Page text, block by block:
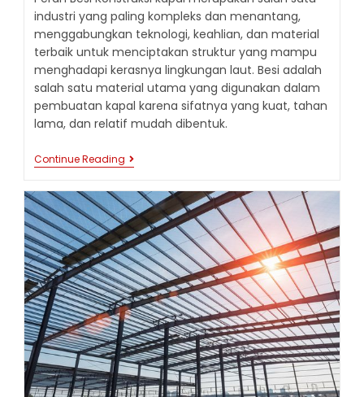
industri yang paling kompleks dan menantang,
menggabungkan teknologi, keahlian, dan material
terbaik untuk menciptakan struktur yang mampu
menghadapi kerasnya lingkungan laut. Besi adalah
salah satu material utama yang digunakan dalam
pembuatan kapal karena sifatnya yang kuat, tahan
lama, dan relatif mudah dibentuk.
Continue Reading PERAN
BESI
KONSTRUKSI
KAPAL